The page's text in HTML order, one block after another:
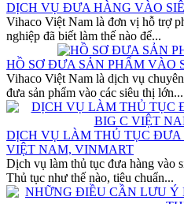
DỊCH VỤ ĐƯA HÀNG VÀO
Vihaco Việt Nam là đơn vị hỗ trợ
nghiệp đã biết làm thế nào để...
HỒ SƠ ĐƯA SẢN PHẨM VÀO
Vihaco Việt Nam là dịch vụ
đưa sản phẩm vào các siêu thị lớn...
DỊCH VỤ LÀM THỦ TỤC ĐƯA
VIỆT NAM, VINMART
Dịch vụ làm thủ tục đưa hàng vào
Thủ tục như thế nào, tiêu chuẩn...